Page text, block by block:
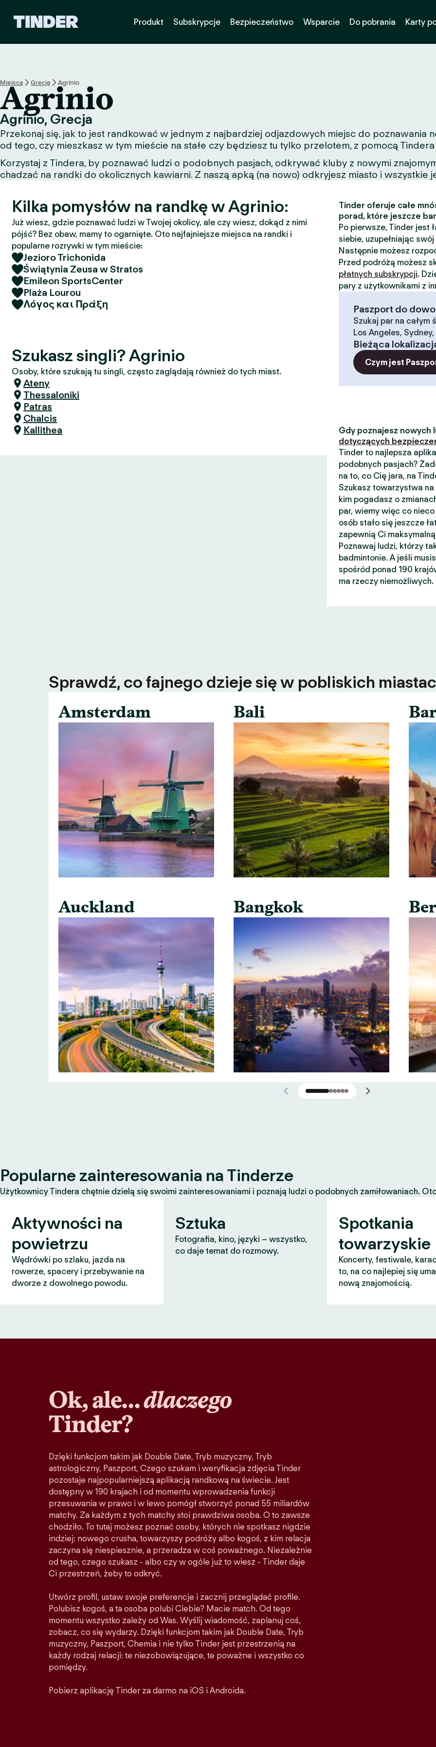
t
o
n
a
g
ó
w
Produkt Subskrypcje Bezpieczeństwo Wsparcie Do pobrania Karty
Miejsca Grecja Agrinio
Agrinio
Agrinio, Grecja
Przekonaj się, jak to jest randkować w jednym z najbardziej odjazdowych miejsc do poznawania
od tego, czy mieszkasz w tym mieście na stałe czy będziesz tu tylko przelotem, z pomocą
Korzystaj z Tindera, by poznawać ludzi o podobnych pasjach, odkrywać kluby z nowymi
chadzać na randki do okolicznych kawiarni. Z naszą apką (na nowo) odkryjesz miasto i wszystkie
Kilka pomysłów na randkę w Agrinio:
Już wiesz, gdzie poznawać ludzi w Twojej okolicy, ale czy wiesz, dokąd z nimi
pójść? Bez obaw, mamy to ogarnięte. Oto najfajniejsze miejsca na randki i
popularne rozrywki w tym mieście:
Jezioro Trichonida
Świątynia Zeusa w Stratos
Emileon SportsCenter
Plaża Lourou
Λόγος και Πράξη
Szukasz singli? Agrinio
Osoby, które szukają tu singli, często zaglądają również do tych miast.
Ateny
Thessaloniki
Patras
Chalcis
Kallithea
Tinder oferuje całe
porad, które jeszcze
Po pierwsze, Tinder jest
siebie, uzupełniając
Następnie możesz
Przed podróżą możesz
płatnych subskrypcji.
pary z użytkownikami z
Paszport do
Szukaj par na całym
Los Angeles,
Bieżąca
Czym jest
Gdy poznajesz nowych
dotyczących
Tinder to najlepsza
podobnych pasjach?
na to, co Cię jara, na
Szukasz towarzystwa
kim pogadasz o
par, wiemy więc co
osób stało się jeszcze
zapewnią Ci
Poznawaj ludzi, którzy
badmintonie. A jeśli
spośród ponad 190
ma rzeczy niemożliwych.
Sprawdź, co fajnego dzieje się w pobliskich
Amsterdam
Auckland
Bali
Bangkok
Popularne zainteresowania na Tinderze
Użytkownicy Tindera chętnie dzielą się swoimi zainteresowaniami i poznają ludzi o podobnych zamiłowaniach.
Aktywności na
powietrzu
Wędrówki po szlaku, jazda na
rowerze, spacery i przebywanie na
dworze z dowolnego powodu.
Sztuka
Fotografia, kino, języki – wszystko,
co daje temat do rozmowy.
Spotkania
towarzyskie
Koncerty, festiwale,
to, na co najlepiej się
nową znajomością.
Ok, ale…dlaczego
Tinder?
Dzięki funkcjom takim jak Double Date, Tryb muzyczny, Tryb
astrologiczny, Paszport, Czego szukam i weryfikacja zdjęcia Tinder
pozostaje najpopularniejszą aplikacją randkową na świecie. Jest
dostępny w 190 krajach i od momentu wprowadzenia funkcji
przesuwania w prawo i w lewo pomógł stworzyć ponad 55 miliardów
matchy. Za każdym z tych matchy stoi prawdziwa osoba. O to zawsze
chodziło. To tutaj możesz poznać osoby, których nie spotkasz nigdzie
indziej: nowego crusha, towarzyszy podróży albo kogoś, z kim relacja
zaczyna się niespiesznie, a przeradza w coś poważnego. Niezależnie
od tego, czego szukasz - albo czy w ogóle już to wiesz - Tinder daje
Ci przestrzeń, żeby to odkryć.
Utwórz profil, ustaw swoje preferencje i zacznij przeglądać profile.
Polubisz kogoś, a ta osoba polubi Ciebie? Macie match. Od tego
momentu wszystko zależy od Was. Wyślij wiadomość, zaplanuj coś,
zobacz, co się wydarzy. Dzięki funkcjom takim jak Double Date, Tryb
muzyczny, Paszport, Chemia i nie tylko Tinder jest przestrzenią na
każdy rodzaj relacji: te niezobowiązujące, te poważne i wszystko co
pomiędzy.
Pobierz aplikację Tinder za darmo na iOS i Androida.